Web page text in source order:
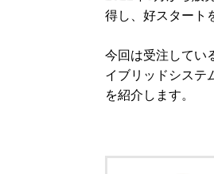
得し、好スタート
今回は受注してい
イブリッドシステ
を紹介します。